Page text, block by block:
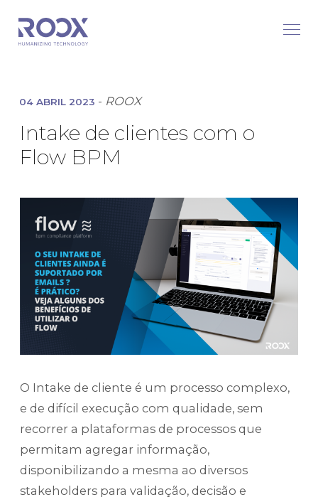
04 ABRIL 2023 - ROOX
Intake de clientes com o
Flow BPM
O Intake de cliente é um processo complexo,
e de difícil execução com qualidade, sem
recorrer a plataformas de processos que
permitam agregar informação,
disponibilizando a mesma ao diversos
stakeholders para validação, decisão e